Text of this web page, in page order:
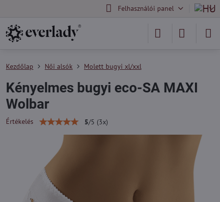
Felhasználói panel
Kezdőlap Női alsók Molett bugyi xl/xxl
Kényelmes bugyi eco-SA MAXI
Wolbar
Értékelés 5/5 (3x)